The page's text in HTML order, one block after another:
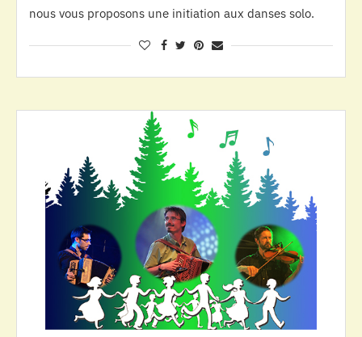
nous vous proposons une initiation aux danses solo.